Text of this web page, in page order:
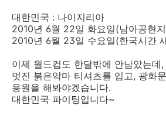
대한민국 : 나이지리아
2010년 6월 22일 화요일(남아공현
2010년 6월 23일 수요일(한국시간
이제 월드컵도 한달밖에 안남았는데,
멋진 붉은악마 티셔츠를 입고, 광화
응원을 해봐야겠습니다.
대한민국 파이팅입니다~